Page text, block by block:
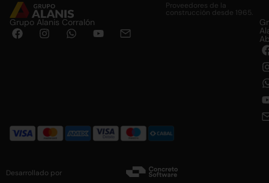
Proveedores de la
construcción desde 1965.
Grupo Alanis Corralón
Desarrollado por